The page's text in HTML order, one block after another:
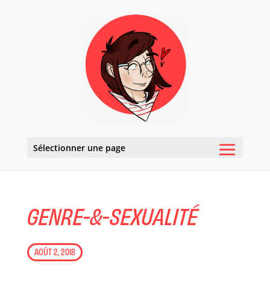
Sélectionner une page
GENRE-&-SEXUALITÉ
AOÛT 2, 2018